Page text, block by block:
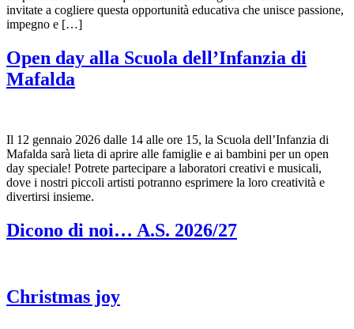
invitate a cogliere questa opportunità educativa che unisce passione,
impegno e […]
Open day alla Scuola dell’Infanzia di
Mafalda
Il 12 gennaio 2026 dalle 14 alle ore 15, la Scuola dell’Infanzia di
Mafalda sarà lieta di aprire alle famiglie e ai bambini per un open
day speciale! Potrete partecipare a laboratori creativi e musicali,
dove i nostri piccoli artisti potranno esprimere la loro creatività e
divertirsi insieme.
Dicono di noi… A.S. 2026/27
Christmas joy